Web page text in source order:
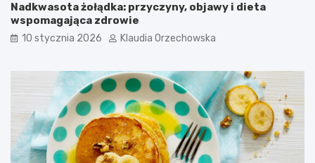
Nadkwasota żołądka: przyczyny, objawy i dieta
wspomagająca zdrowie
10 stycznia 2026 Klaudia Orzechowska